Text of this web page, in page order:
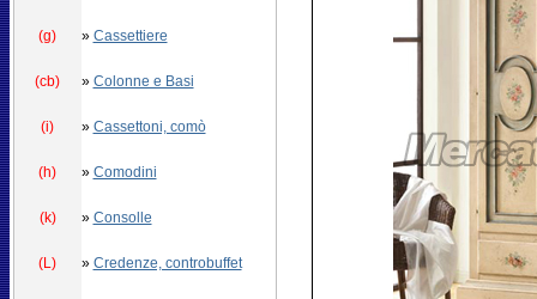
(g) » Cassettiere
(cb) » Colonne e Basi
(i) » Cassettoni, comò
(h) » Comodini
(k) » Consolle
(L) » Credenze, controbuffet